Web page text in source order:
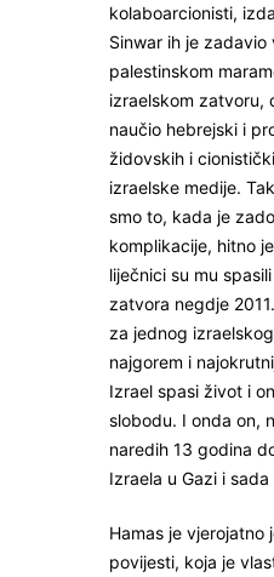
kolaboarcionisti,
Sinwar ih je zadavio
palestinskom
izraelskom zatvoru,
naučio hebrejski i
židovskih i
izraelske medije.
smo to, kada je
komplikacije, hitno
liječnici su mu
zatvora negdje
za jednog
najgorem i
Izrael spasi život i
slobodu. I onda on,
naredih 13 godina
Izraela u Gazi i
Hamas je vjerojatno
povijesti, koja je